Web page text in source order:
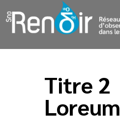
Titre 2
Loreum